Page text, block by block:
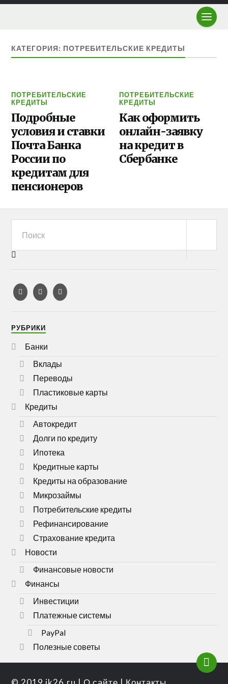
КАТЕГОРИЯ: ПОТРЕБИТЕЛЬСКИЕ КРЕДИТЫ
ПОТРЕБИТЕЛЬСКИЕ
КРЕДИТЫ
Подробные
условия и ставки
Почта Банка
России по
кредитам для
пенсионеров
ПОТРЕБИТЕЛЬСКИЕ
КРЕДИТЫ
Как оформить
онлайн-заявку
на кредит в
Сбербанке
РУБРИКИ
Банки
Вклады
Переводы
Пластиковые карты
Кредиты
Автокредит
Долги по кредиту
Ипотека
Кредитные карты
Кредиты на образование
Микрозаймы
Потребительские кредиты
Рефинансирование
Страхование кредита
Новости
Финансовые новости
Финансы
Инвестиции
Платежные системы
PayPal
Полезные советы